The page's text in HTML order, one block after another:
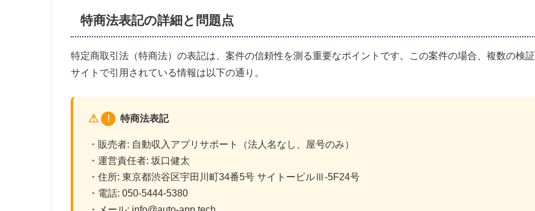
特商法表記の詳細と問題点
特定商取引法（特商法）の表記は、案件の信頼性を測る重要なポイントです。この案件の場合、複数の検証
サイトで引用されている情報は以下の通り。
! 特商法表記
・販売者: 自動収入アプリサポート（法人名なし、屋号のみ）
・運営責任者: 坂口健太
・住所: 東京都渋谷区宇田川町34番5号 サイトービルⅢ-5F24号
・電話: 050-5444-5380